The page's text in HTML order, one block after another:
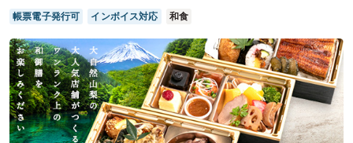
定期的に中華弁当も注文したいと思います。
ご利用シーン：会議・セミナー›ランチミーティング
参加者の年齢：30代～40代男女比：女性多め
東京都渋谷区神宮前2026/07/24
北京飯店の口コミをもっと見る
帳票電子発行可 インボイス対応 和食